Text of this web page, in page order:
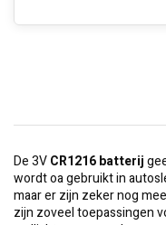
De 3VCR1216 batterij
wordt oa gebruikt in
maar er zijn zeker nog
zijn zoveel toepassingen